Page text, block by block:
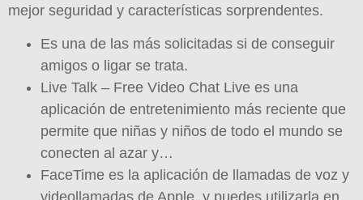
mejor seguridad y características sorprendentes.
Es una de las más solicitadas si de conseguir
amigos o ligar se trata.
Live Talk – Free Video Chat Live es una
aplicación de entretenimiento más reciente que
permite que niñas y niños de todo el mundo se
conecten al azar y…
FaceTime es la aplicación de llamadas de voz y